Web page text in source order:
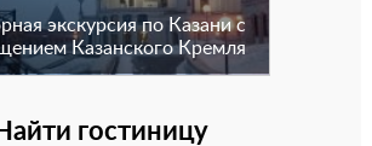
экскурсия по Казани с
Казанского Кремля
гостиницу